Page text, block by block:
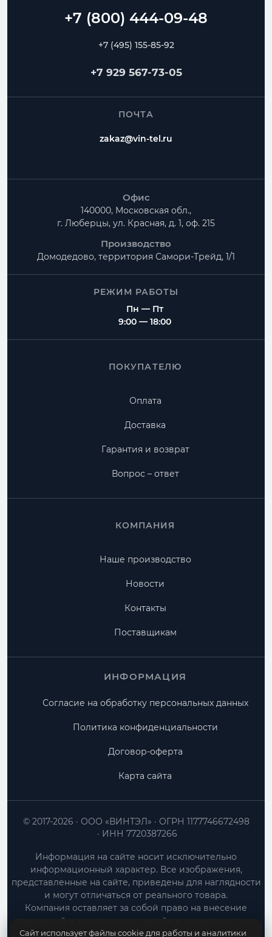
+7 (495) 155-85-92
+7 929 567-73-05
ПОЧТА
zakaz@vin-tel.ru
Офис
140000, Московская обл.,
г. Люберцы, ул. Красная, д. 1, оф. 215
Производство
Домодедово, территория Самори-Трейд, 1/1
РЕЖИМ РАБОТЫ
Пн — Пт
9:00 — 18:00
ПОКУПАТЕЛЮ
Оплата
Доставка
Гарантия и возврат
Вопрос – ответ
КОМПАНИЯ
Наше производство
Новости
Контакты
Поставщикам
ИНФОРМАЦИЯ
Согласие на обработку персональных данных
Политика конфиденциальности
Договор-оферта
Карта сайта
ООО «ВИНТЭЛ»
ОГРН 1177746672498
ИНН 7720387266
© 2017-2026
Информация на сайте носит исключительно
информационный характер. Все изображения,
представленные на сайте, приведены для наглядности
и могут отличаться от реального товара.
Компания оставляет за собой право на внесение
изменений в конструкцию, дизайн и характеристики
товара без предварительного уведомления.
Сайт использует файлы cookie для работы и аналитики